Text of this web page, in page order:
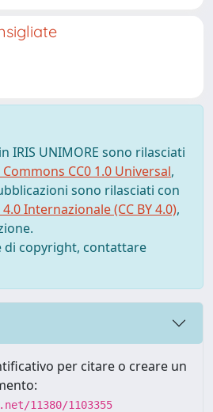
IRIS UNIMORE sono rilasciati
CC0 1.0 Universal,
sono rilasciati con
Internazionale (CC BY 4.0),
di copyright, contattare
per citare o creare un
11380/1103355